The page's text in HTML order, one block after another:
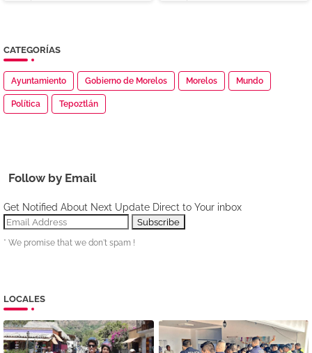
CATEGORÍAS
Ayuntamiento Gobierno de Morelos Morelos Mundo
Política Tepoztlán
Follow by Email
Get Notified About Next Update Direct to Your inbox
* We promise that we don't spam !
LOCALES